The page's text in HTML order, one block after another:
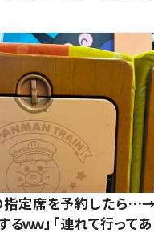
定席を予約したら
るｗｗ」「連れて行って